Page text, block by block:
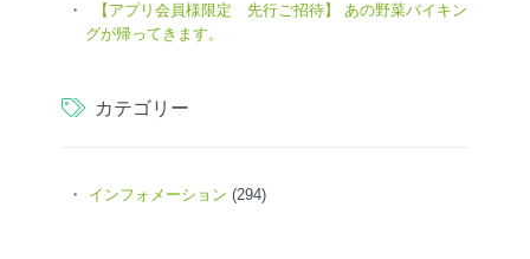
【アプリ会員様限定 先行ご招待】 あの野菜バイキン
グが帰ってきます。
カテゴリー
インフォメーション (294)